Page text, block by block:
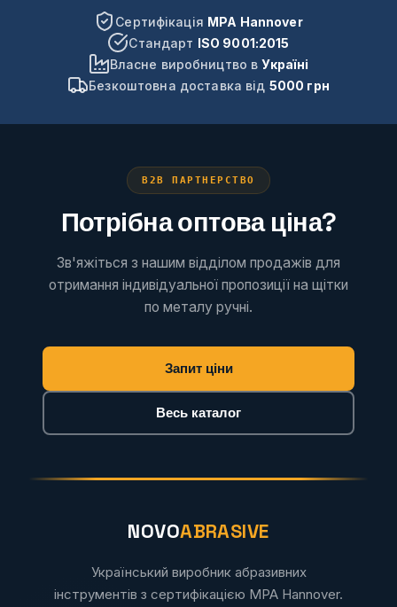
Сертифікація MPA Hannover
Стандарт ISO 9001:2015
Власне виробництво вУкраїні
Безкоштовна доставка від 5000 грн
B2B ПАРТНЕРСТВО
Потрібна оптова ціна?
Зв'яжіться з нашим відділом продажів для
отримання індивідуальної пропозиції на щітки
по металу ручні.
Запит ціни
Весь каталог
NOVOABRASIVE
Український виробник абразивних
інструментів з сертифікацією MPA Hannover.